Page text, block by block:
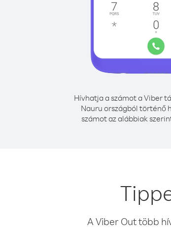
Hívhatja a számot a Viber
Nauru országból történő
számot az alábbiak
A Viber Out több